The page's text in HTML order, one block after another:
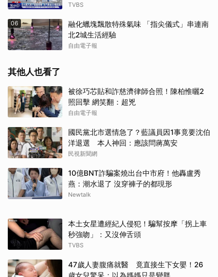
TVBS
06
融化蠟塊飄散特殊氣味 「指尖儀式」串連南
北2城生活經驗
自由電子報
其他人也看了
被徐巧芯貼和詐慈濟律師合照！陳柏惟曬2
照回擊 網笑翻：超兇
自由電子報
國民黨北市選情急了？藍議員因1事竟要沈伯
洋退選 本人神回：應該問蔣萬安
民視新聞網
10億BNT詐騙案燒出台中市府！他轟盧秀
燕：潮水退了 沒穿褲子的都現形
Newtalk
本土女星遭經紀人侵犯！騙幫按摩「拐上車
秒強吻」：又沒伸舌頭
TVBS
47歲人妻腹痛就醫 竟直接生下女嬰！26
歲女兒驚呆：以為媽媽只是變胖